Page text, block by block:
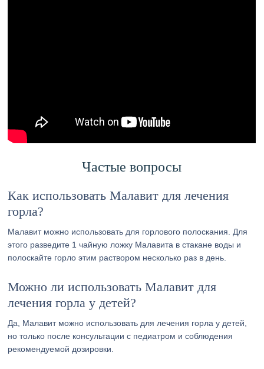
Частые вопросы
Как использовать Малавит для лечения
горла?
Малавит можно использовать для горлового полоскания. Для
этого разведите 1 чайную ложку Малавита в стакане воды и
полоскайте горло этим раствором несколько раз в день.
Можно ли использовать Малавит для
лечения горла у детей?
Да, Малавит можно использовать для лечения горла у детей,
но только после консультации с педиатром и соблюдения
рекомендуемой дозировки.